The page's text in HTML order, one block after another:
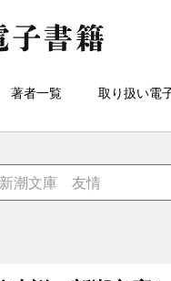
著者一覧 取り扱い電